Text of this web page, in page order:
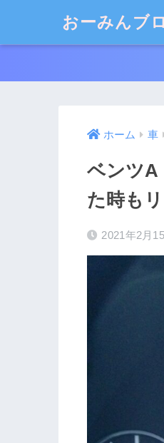
おーみんブ
ホーム 車
ベンツA
た時も
2021年2月